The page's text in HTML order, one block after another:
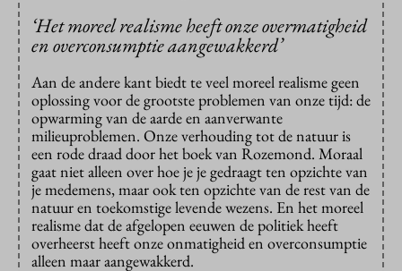
‘Het moreel realisme heeft onze overmatigheid
en overconsumptie aangewakkerd’
Aan de andere kant biedt te veel moreel realisme geen
oplossing voor de grootste problemen van onze tijd: de
opwarming van de aarde en aanverwante
milieuproblemen. Onze verhouding tot de natuur is
een rode draad door het boek van Rozemond. Moraal
gaat niet alleen over hoe je je gedraagt ten opzichte van
je medemens, maar ook ten opzichte van de rest van de
natuur en toekomstige levende wezens. En het moreel
realisme dat de afgelopen eeuwen de politiek heeft
overheerst heeft onze onmatigheid en overconsumptie
alleen maar aangewakkerd.